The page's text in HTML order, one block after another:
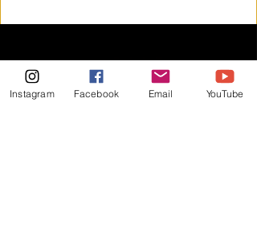
Instagram Facebook Email YouTube